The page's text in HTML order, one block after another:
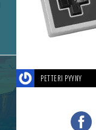
PETTERI PYYNY